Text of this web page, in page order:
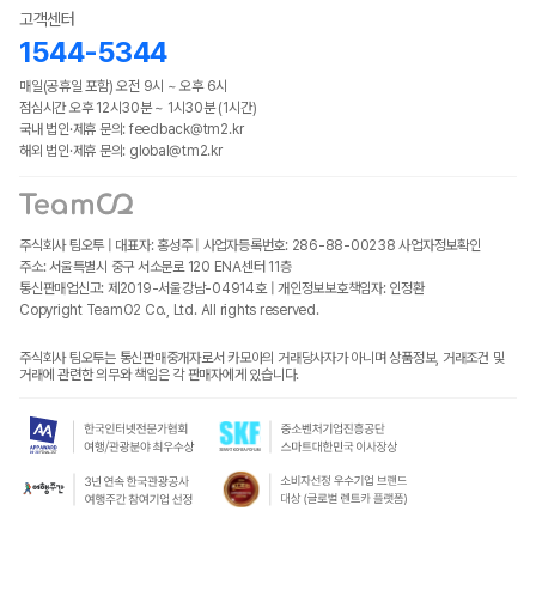
고객센터
1544-5344
매일(공휴일 포함) 오전 9시 ~ 오후 6시
점심시간 오후 12시30분 ~ 1시30분 (1시간)
국내 법인·제휴 문의: feedback@tm2.kr
해외 법인·제휴 문의: global@tm2.kr
주식회사 팀오투 | 대표자: 홍성주 | 사업자등록번호: 286-88-00238 사업자정보확인
주소: 서울특별시 중구 서소문로 120 ENA센터 11층
통신판매업신고: 제2019-서울강남-04914호 | 개인정보보호책임자: 인정환
Copyright TeamO2 Co., Ltd. All rights reserved.
주식회사 팀오투는 통신판매중개자로서 카모아의 거래당사자가 아니며 상품정보, 거래조건 및
거래에 관련한 의무와 책임은 각 판매자에게 있습니다.